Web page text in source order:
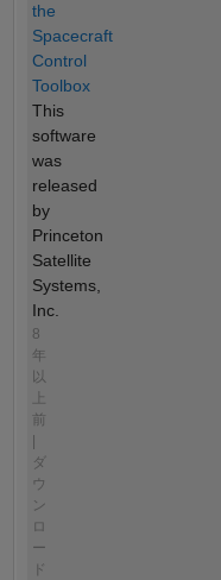
the
Spacecraft
Control
Toolbox
This
software
was
released
by
Princeton
Satellite
Systems,
Inc.
8
年
以
前
ダ
ウ
ン
ロ
ー
ド